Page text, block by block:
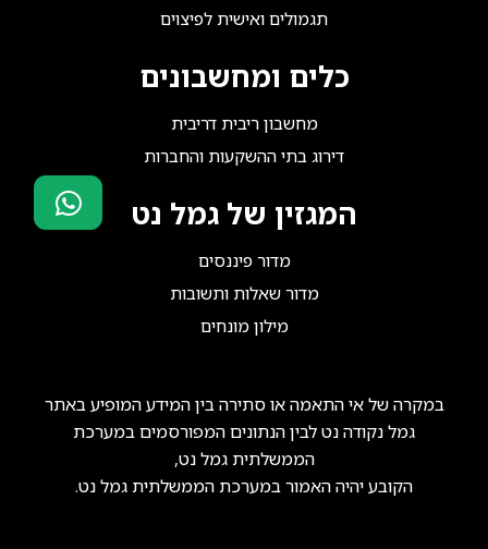
תגמולים ואישית לפיצוים
כלים ומחשבונים
מחשבון ריבית דריבית
דירוג בתי ההשקעות והחברות
המגזין של גמל נט
מדור פיננסים
מדור שאלות ותשובות
מילון מונחים
במקרה של אי התאמה או סתירה בין המידע המופיע באתר
גמל נקודה נט לבין הנתונים המפורסמים במערכת
הממשלתית גמל נט,
הקובע יהיה האמור במערכת הממשלתית גמל נט.